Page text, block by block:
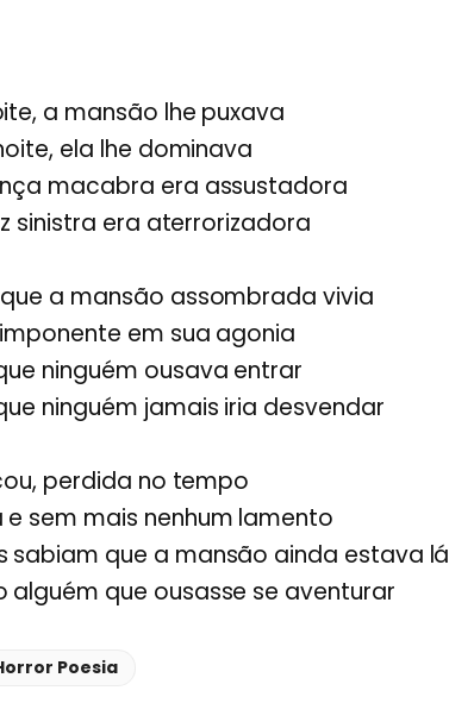
a mansão lhe puxava
ela lhe dominava
macabra era assustadora
sinistra era aterrorizadora
que a mansão assombrada vivia
em sua agonia
ninguém ousava entrar
ninguém jamais iria desvendar
perdida no tempo
e sem mais nenhum lamento
sabiam que a mansão ainda estava lá
alguém que ousasse se aventurar
Poesia